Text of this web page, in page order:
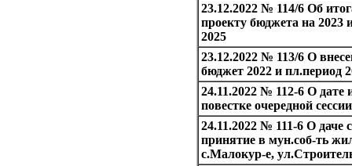
23.12.2022 № 114/6 Об
проекту бюджета на 2023
2025
23.12.2022 № 113/6 О
бюджет 2022 и пл.период
24.11.2022 № 112-6 О дате
повестке очередной сессии
24.11.2022 № 111-6 О
принятие в мун.соб-ть
с.Малокур-е,